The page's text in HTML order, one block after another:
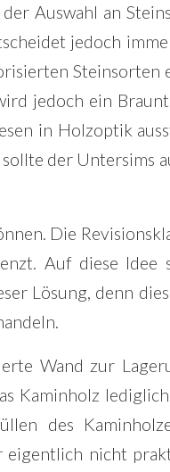
Auswahl an
jedoch
jedoch ein
in Holzoptik
der Untersims
Die
Auf diese Idee
Lösung, denn
Wand zur
Kaminholz
des
nicht